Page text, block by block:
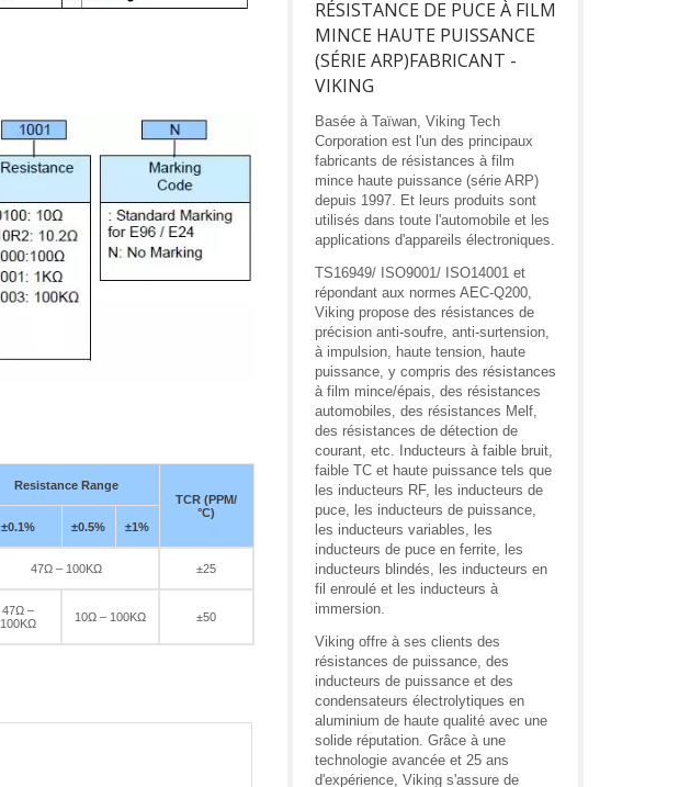
Resistance Range
TCR (PPM/
°C)
±0.1%
±0.5% ±1%
47Ω – 100KΩ ±25
47Ω –
100KΩ
10Ω – 100KΩ ±50
RÉSISTANCE DE PUCE À FILM
MINCE HAUTE PUISSANCE
(SÉRIE ARP)FABRICANT -
VIKING
Basée à Taïwan, Viking Tech
Corporation est l'un des principaux
fabricants de résistances à film
mince haute puissance (série ARP)
depuis 1997. Et leurs produits sont
utilisés dans toute l'automobile et les
applications d'appareils électroniques.
TS16949/ ISO9001/ ISO14001 et
répondant aux normes AEC-Q200,
Viking propose des résistances de
précision anti-soufre, anti-surtension,
à impulsion, haute tension, haute
puissance, y compris des résistances
à film mince/épais, des résistances
automobiles, des résistances Melf,
des résistances de détection de
courant, etc. Inducteurs à faible bruit,
faible TC et haute puissance tels que
les inducteurs RF, les inducteurs de
puce, les inducteurs de puissance,
les inducteurs variables, les
inducteurs de puce en ferrite, les
inducteurs blindés, les inducteurs en
fil enroulé et les inducteurs à
immersion.
Viking offre à ses clients des
résistances de puissance, des
inducteurs de puissance et des
condensateurs électrolytiques en
aluminium de haute qualité avec une
solide réputation. Grâce à une
technologie avancée et 25 ans
d'expérience, Viking s'assure de